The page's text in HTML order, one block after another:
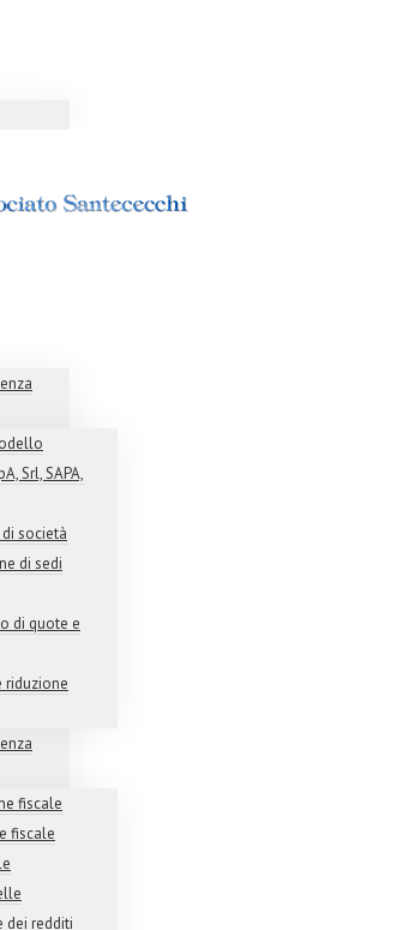
Srl, SAPA,
società
di sedi
di quote e
riduzione
fiscale
fiscale
dei redditi